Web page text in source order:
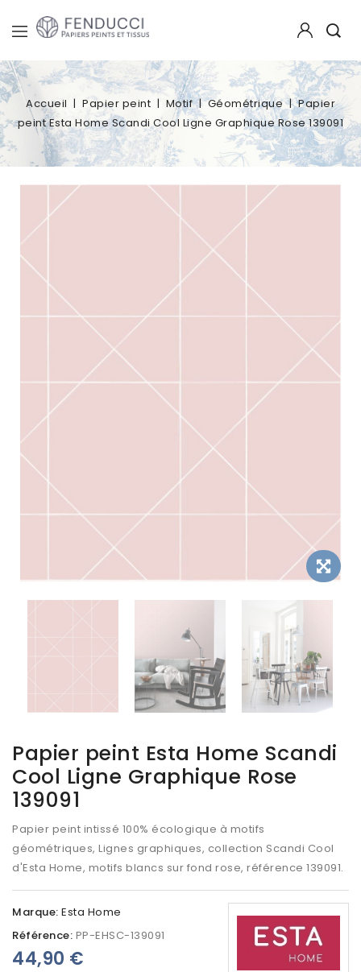
Accueil Papier peint Motif Géométrique
Papier
peint Esta Home Scandi Cool Ligne Graphique Rose 139091
Papier peint Esta Home Scandi
Cool Ligne Graphique Rose
139091
Papier peint intissé 100% écologique à motifs
géométriques, Lignes graphiques, collection Scandi Cool
d'Esta Home, motifs blancs sur fond rose, référence 139091.
Marque: Esta Home
Référence: PP-EHSC-139091
44,90 €